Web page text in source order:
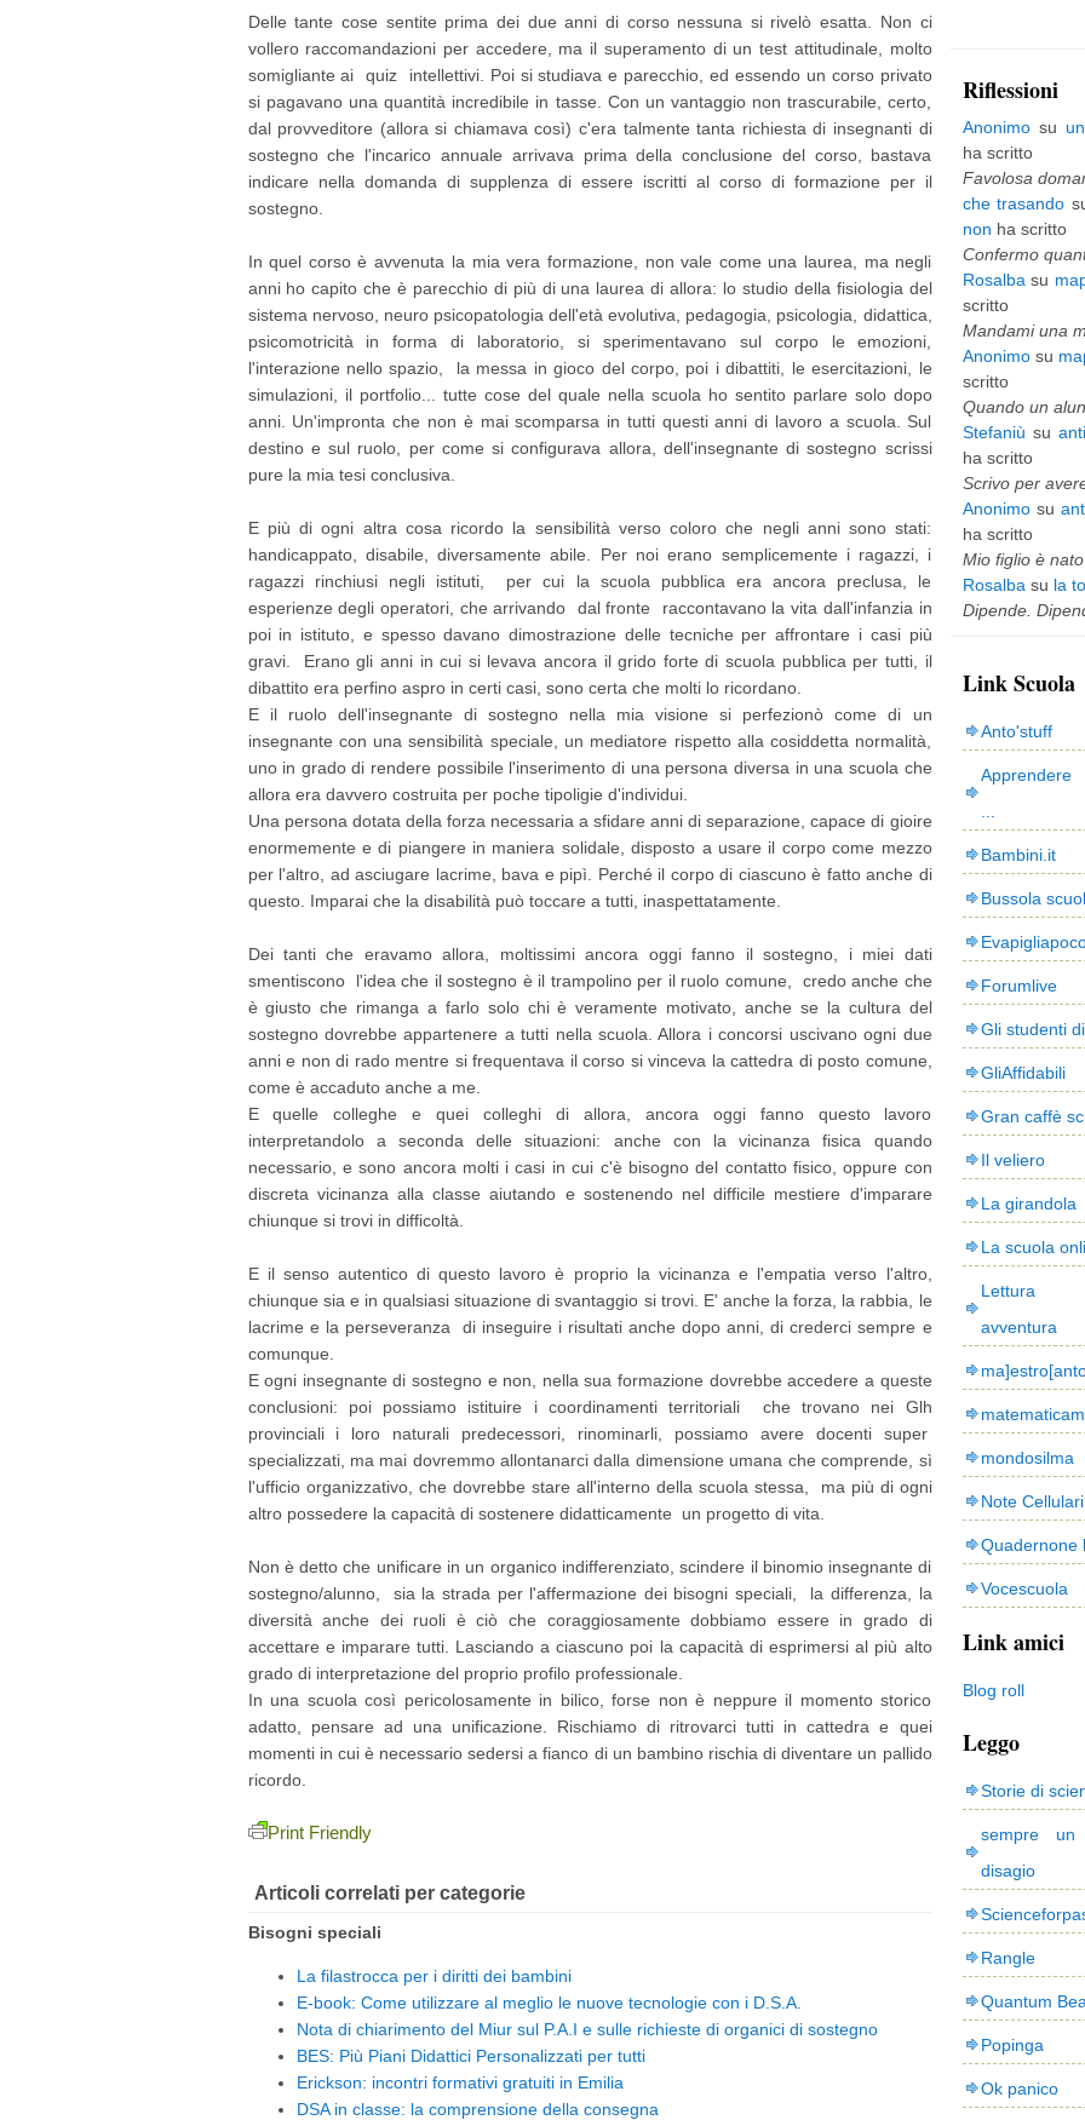
Delle tante cose sentite prima dei due anni di corso nessuna si rivelò esatta. Non ci
vollero raccomandazioni per accedere, ma il superamento di un test attitudinale, molto
somigliante ai quiz intellettivi. Poi si studiava e parecchio, ed essendo un corso privato
si pagavano una quantità incredibile in tasse. Con un vantaggio non trascurabile, certo,
dal provveditore (allora si chiamava così) c'era talmente tanta richiesta di insegnanti di
sostegno che l'incarico annuale arrivava prima della conclusione del corso, bastava
indicare nella domanda di supplenza di essere iscritti al corso di formazione per il
sostegno.
In quel corso è avvenuta la mia vera formazione, non vale come una laurea, ma negli
anni ho capito che è parecchio di più di una laurea di allora: lo studio della fisiologia del
sistema nervoso, neuro psicopatologia dell'età evolutiva, pedagogia, psicologia, didattica,
psicomotricità in forma di laboratorio, si sperimentavano sul corpo le emozioni,
l'interazione nello spazio, la messa in gioco del corpo, poi i dibattiti, le esercitazioni, le
simulazioni, il portfolio... tutte cose del quale nella scuola ho sentito parlare solo dopo
anni. Un'impronta che non è mai scomparsa in tutti questi anni di lavoro a scuola. Sul
destino e sul ruolo, per come si configurava allora, dell'insegnante di sostegno scrissi
pure la mia tesi conclusiva.
E più di ogni altra cosa ricordo la sensibilità verso coloro che negli anni sono stati:
handicappato, disabile, diversamente abile. Per noi erano semplicemente i ragazzi, i
ragazzi rinchiusi negli istituti, per cui la scuola pubblica era ancora preclusa, le
esperienze degli operatori, che arrivando dal fronte raccontavano la vita dall'infanzia in
poi in istituto, e spesso davano dimostrazione delle tecniche per affrontare i casi più
gravi. Erano gli anni in cui si levava ancora il grido forte di scuola pubblica per tutti, il
dibattito era perfino aspro in certi casi, sono certa che molti lo ricordano.
E il ruolo dell'insegnante di sostegno nella mia visione si perfezionò come di un
insegnante con una sensibilità speciale, un mediatore rispetto alla cosiddetta normalità,
uno in grado di rendere possibile l'inserimento di una persona diversa in una scuola che
allora era davvero costruita per poche tipoligie d'individui.
Una persona dotata della forza necessaria a sfidare anni di separazione, capace di gioire
enormemente e di piangere in maniera solidale, disposto a usare il corpo come mezzo
per l'altro, ad asciugare lacrime, bava e pipì. Perché il corpo di ciascuno è fatto anche di
questo. Imparai che la disabilità può toccare a tutti, inaspettatamente.
Dei tanti che eravamo allora, moltissimi ancora oggi fanno il sostegno, i miei dati
smentiscono l'idea che il sostegno è il trampolino per il ruolo comune, credo anche che
è giusto che rimanga a farlo solo chi è veramente motivato, anche se la cultura del
sostegno dovrebbe appartenere a tutti nella scuola. Allora i concorsi uscivano ogni due
anni e non di rado mentre si frequentava il corso si vinceva la cattedra di posto comune,
come è accaduto anche a me.
E quelle colleghe e quei colleghi di allora, ancora oggi fanno questo lavoro
interpretandolo a seconda delle situazioni: anche con la vicinanza fisica quando
necessario, e sono ancora molti i casi in cui c'è bisogno del contatto fisico, oppure con
discreta vicinanza alla classe aiutando e sostenendo nel difficile mestiere d'imparare
chiunque si trovi in difficoltà.
E il senso autentico di questo lavoro è proprio la vicinanza e l'empatia verso l'altro,
chiunque sia e in qualsiasi situazione di svantaggio si trovi. E' anche la forza, la rabbia, le
lacrime e la perseveranza di inseguire i risultati anche dopo anni, di crederci sempre e
comunque.
E ogni insegnante di sostegno e non, nella sua formazione dovrebbe accedere a queste
conclusioni: poi possiamo istituire i coordinamenti territoriali che trovano nei Glh
provinciali i loro naturali predecessori, rinominarli, possiamo avere docenti super
specializzati, ma mai dovremmo allontanarci dalla dimensione umana che comprende, sì
l'ufficio organizzativo, che dovrebbe stare all'interno della scuola stessa, ma più di ogni
altro possedere la capacità di sostenere didatticamente un progetto di vita.
Non è detto che unificare in un organico indifferenziato, scindere il binomio insegnante di
sostegno/alunno, sia la strada per l'affermazione dei bisogni speciali, la differenza, la
diversità anche dei ruoli è ciò che coraggiosamente dobbiamo essere in grado di
accettare e imparare tutti. Lasciando a ciascuno poi la capacità di esprimersi al più alto
grado di interpretazione del proprio profilo professionale.
In una scuola così pericolosamente in bilico, forse non è neppure il momento storico
adatto, pensare ad una unificazione. Rischiamo di ritrovarci tutti in cattedra e quei
momenti in cui è necessario sedersi a fianco di un bambino rischia di diventare un pallido
ricordo.
Print Friendly
Articoli correlati per categorie
Bisogni speciali
La filastrocca per i diritti dei bambini
E-book: Come utilizzare al meglio le nuove tecnologie con i D.S.A.
Nota di chiarimento del Miur sul P.A.I e sulle richieste di organici di sostegno
BES: Più Piani Didattici Personalizzati per tutti
Erickson: incontri formativi gratuiti in Emilia
DSA in classe: la comprensione della consegna
p
i
ù
e
h
i
o
Riflessioni
Anonimosu
ha scritto
Favolosa
che trasando
non ha scritto
Confermo
Rosalba su
scritto
Mandami una
Anonimosu
scritto
Quando un
Stefaniù su
ha scritto
Scrivo per avere
Anonimosu
ha scritto
Mio figlio è nato
Rosalba su la
Dipende.
Link Scuola
Anto'stuff
Bambini.it
Bussola
Forumlive
Gli studenti
GliAffidabili
Gran caffè
Il veliero
La girandola
La scuola
avventura
mondosilma
Note Cellulari
Quadernone
Vocescuola
Link amici
Blog roll
Leggo
Storie di
sempre
disagio
Rangle
Quantum
Popinga
Ok panico